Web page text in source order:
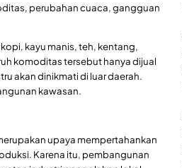
perubahan cuaca, gangguan
kayu manis, teh, kentang,
komoditas tersebut hanya dijual
akan dinikmati di luar daerah.
kawasan.
upaya mempertahankan
Karena itu, pembangunan